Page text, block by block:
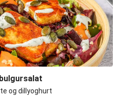
og dillyoghurt